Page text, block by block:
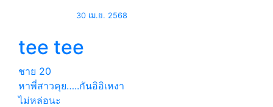
30 เม.ย. 2568
tee tee
ชาย 20
หาพี่สาวคุย…..กันอิอิเหงา
ไม่หล่อนะ